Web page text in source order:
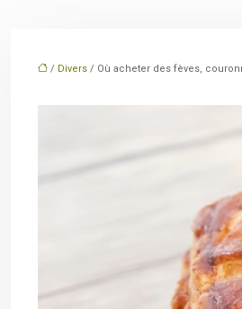
/ Divers / Où acheter des fèves,